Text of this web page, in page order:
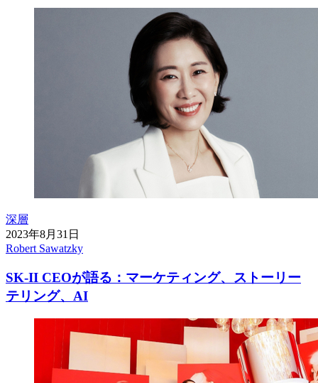
深層
2023年8月31日
Robert Sawatzky
SK-II CEOが語る：マーケティング、ストーリー
テリング、AI